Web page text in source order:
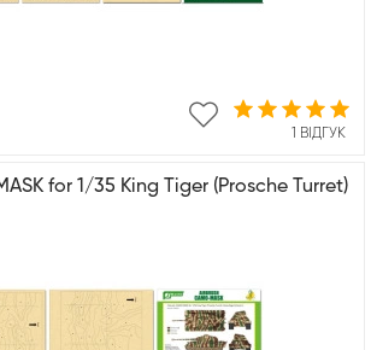
1 ВІДГУК
for 1/35 King Tiger (Prosche Turret)